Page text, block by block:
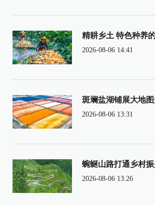
精耕乡土 特色种养
2026-08-06 14:41
斑斓盐湖铺展大地
2026-08-06 13:31
蜿蜒山路打通乡村
2026-08-06 13:26